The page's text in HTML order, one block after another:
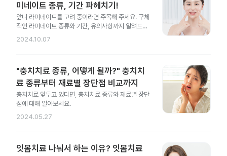
미네이트 종류, 기간 파헤치기!
앞니 라미네이트를 고려 중이라면 주목해 주세요. 구체
적인 라미네이트 종류와 기간, 유의사항까지 알려드릴
게요.
2024.10.07
"충치치료 종류, 어떻게 될까?" 충치치
료 종류부터 재료별 장단점 비교까지
충치치료 앞두고 있다면, 충치치료 종류와 재료별 장단
점에 대해 알아보세요.
2024.05.27
잇몸치료 나눠서 하는 이유? 잇몸치료